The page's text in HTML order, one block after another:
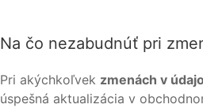
Na čo nezabudnúť pri
Pri akýchkoľvek zmenách v
úspešná aktualizácia v